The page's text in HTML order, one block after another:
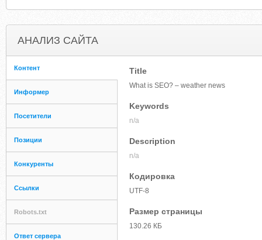
АНАЛИЗ САЙТА
Контент
Информер
Посетители
Позиции
Конкуренты
Ссылки
Robots.txt
Ответ сервера
Title
What is SEO? – weather news
Keywords
n/a
Description
n/a
Кодировка
UTF-8
Размер страницы
130.26 КБ